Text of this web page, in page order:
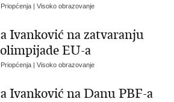
| Visoko obrazovanje
Ivanković na zatvaranju
EU-a
| Visoko obrazovanje
Ivanković na Danu PBF-a